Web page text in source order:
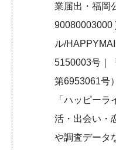
業届出・福岡
90080003000
ル/
5150003号｜
第6953061号
「ハッピー
活・出会い・
や調査データ